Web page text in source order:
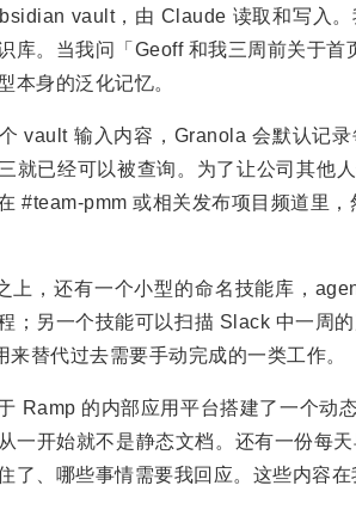
vault，由 Claude 读取和写入
库。当我问「Geoff 和我三周前关于
本身的泛化记忆。
vault 输入内容，Granola 会默认记
就已经可以被查询。为了让公司其
#team-pmm 或相关发布项目频道里
上，还有一个小型的命名技能库，
；另一个技能可以扫描 Slack 中一周
来替代过去需要手动完成的一类工作。
Ramp 的内部应用平台搭建了一个动
一开始就不是静态文档。还有一份每
了、哪些事情需要我回应。这些内容在